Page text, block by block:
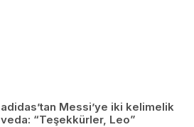
adidas’tan Messi’ye iki kelimelik
veda: “Teşekkürler, Leo”